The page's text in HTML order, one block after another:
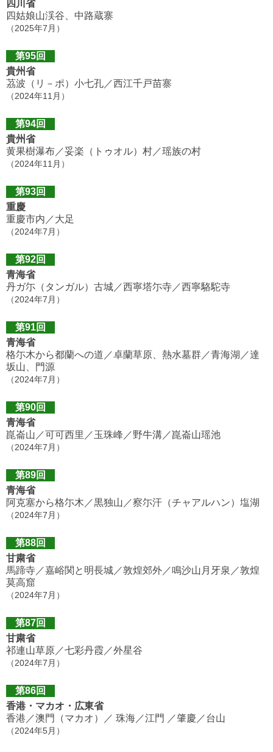
四川省
四姑娘山渓谷、中路蔵寨
（2025年7月）
第95回
貴州省
茘波（リ－ポ）小七孔／西江千戸苗寨
（2024年11月）
第94回
貴州省
黄果樹瀑布／妥楽（トゥオル）村／瑶族の村
（2024年11月）
第93回
重慶
重慶市内／大足
（2024年7月）
第92回
青海省
丹ガ尓（タンガル）古城／西寧塔尓寺／西寧駱駝寺
（2024年7月）
第91回
青海省
格尓木から都蘭への道／卓蘭草原、熱水墓群／青海湖／達
坂山、門源
（2024年7月）
第90回
青海省
崑崙山／可可西里／玉珠峰／野牛溝／崑崙山瑶池
（2024年7月）
第89回
青海省
阿克塞から格尓木／黒独山／察尓汗（チャアルハン）塩湖
（2024年7月）
第88回
甘粛省
馬蹄寺／嘉峪関と明長城／敦煌郊外／鳴沙山月牙泉／敦煌
莫高窟
（2024年7月）
第87回
甘粛省
祁連山草原／七彩丹霞／外星谷
（2024年7月）
第86回
香港・マカオ・広東省
香港／澳門（マカオ）／ 珠海／江門 ／肇慶／台山
（2024年5月）